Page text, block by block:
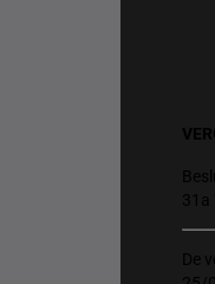
31a
De